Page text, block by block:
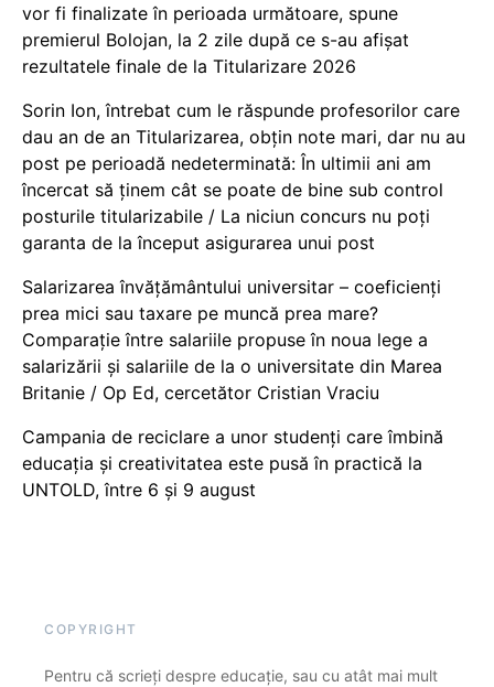
vor fi finalizate în perioada următoare, spune
premierul Bolojan, la 2 zile după ce s-au afișat
rezultatele finale de la Titularizare 2026
Sorin Ion, întrebat cum le răspunde profesorilor care
dau an de an Titularizarea, obțin note mari, dar nu au
post pe perioadă nedeterminată: În ultimii ani am
încercat să ținem cât se poate de bine sub control
posturile titularizabile / La niciun concurs nu poți
garanta de la început asigurarea unui post
Salarizarea învățământului universitar – coeficienți
prea mici sau taxare pe muncă prea mare?
Comparație între salariile propuse în noua lege a
salarizării și salariile de la o universitate din Marea
Britanie / Op Ed, cercetător Cristian Vraciu
Campania de reciclare a unor studenți care îmbină
educația și creativitatea este pusă în practică la
UNTOLD, între 6 și 9 august
COPYRIGHT
Pentru că scrieți despre educație, sau cu atât mai mult